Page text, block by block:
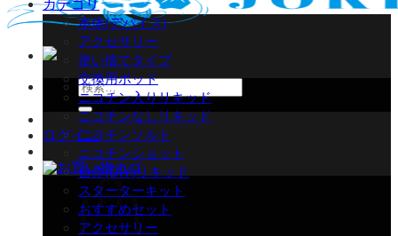
検
索
対
象:
ログイン
カテゴリ
本体(デバイス)
アクセサリー
使い捨てタイプ
交換用ポッド
ニコチン入りリキッド
ニコチンなしリキッド
ニコチンソルト
ニコチンショット
自作(DIY)リキッド
スターターキット
おすすめセット
アクセサリー